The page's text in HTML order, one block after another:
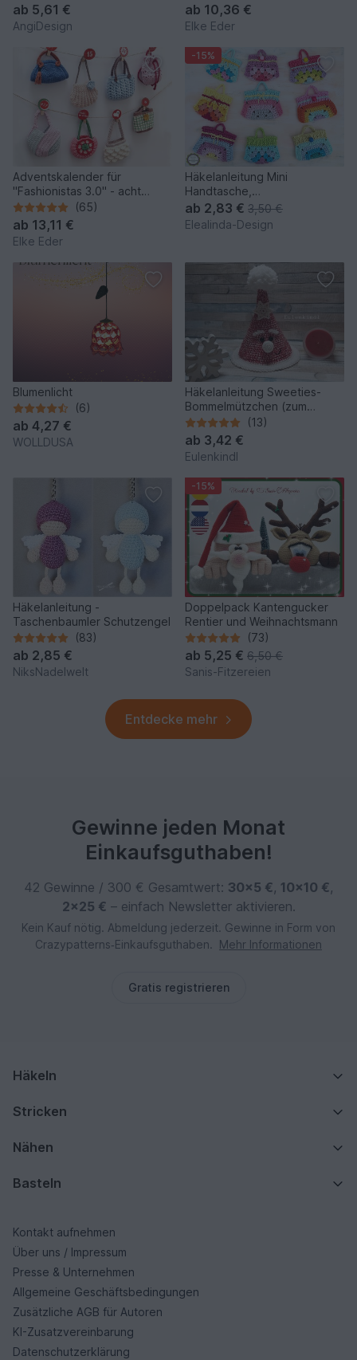
ab 5,61 €
AngiDesign
ab 10,36 €
Elke Eder
Adventskalender für
"Fashionistas 3.0" - acht
traumhafte Modelle
(65)
ab 13,11 €
Elke Eder
-15%
Häkelanleitung Mini
Handtasche,
Schlüsselanhänger Bag
Charm Adventskalender
ab 2,83 € 3,50 €
Elealinda-Design
Blumenlicht
(6)
ab 4,27 €
WOLLDUSA
Häkelanleitung Sweeties-
Bommelmützchen (zum
Befüllen)
(13)
ab 3,42 €
Eulenkindl
Häkelanleitung -
Taschenbaumler Schutzengel
(83)
ab 2,85 €
NiksNadelwelt
-15%
Doppelpack Kantengucker
Rentier und Weihnachtsmann
(73)
ab 5,25 € 6,50 €
Sanis-Fitzereien
Entdecke mehr
Gewinne jeden Monat
Einkaufsguthaben!
42 Gewinne / 300 € Gesamtwert: 30×5 €, 10×10 €,
2×25 € – einfach Newsletter aktivieren.
Kein Kauf nötig. Abmeldung jederzeit. Gewinne in Form von
Crazypatterns‑Einkaufsguthaben.
Mehr Informationen
Gratis registrieren
Häkeln
Stricken
Nähen
Basteln
Kontakt aufnehmen
Über uns / Impressum
Presse & Unternehmen
Allgemeine Geschäftsbedingungen
Zusätzliche AGB für Autoren
KI-Zusatzvereinbarung
Datenschutzerklärung